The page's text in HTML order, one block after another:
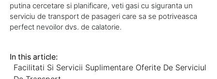
putina cercetare si planificare, veti gasi cu siguranta un
serviciu de transport de pasageri care sa se potriveasca
perfect nevoilor dvs. de calatorie.
In this article:
Facilitati Si Servicii Suplimentare Oferite De Serviciul